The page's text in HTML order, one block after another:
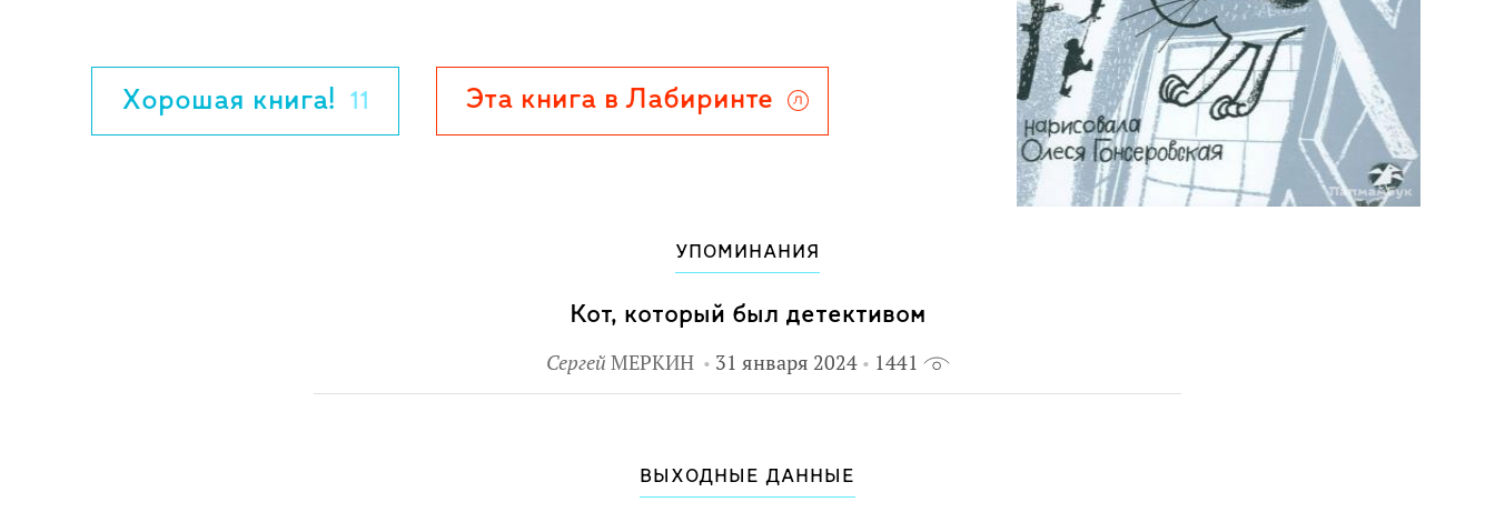
Хорошая книга! 11 Эта книга в Лабиринте
УПОМИНАНИЯ
Кот, который был детективом
Сергей МЕРКИН 31 января 2024 1441
ВЫХОДНЫЕ ДАННЫЕ